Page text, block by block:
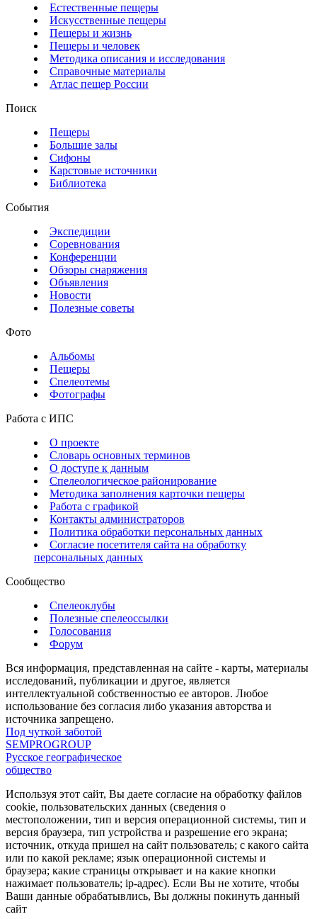
Естественные пещеры
Искусственные пещеры
Пещеры и жизнь
Пещеры и человек
Методика описания и исследования
Справочные материалы
Атлас пещер России
Поиск
Пещеры
Большие залы
Сифоны
Карстовые источники
Библиотека
События
Экспедиции
Соревнования
Конференции
Обзоры снаряжения
Объявления
Новости
Полезные советы
Фото
Альбомы
Пещеры
Спелеотемы
Фотографы
Работа с ИПС
О проекте
Словарь основных терминов
О доступе к данным
Спелеологическое районирование
Методика заполнения карточки пещеры
Работа с графикой
Контакты администраторов
Политика обработки персональных данных
Согласие посетителя сайта на обработку
персональных данных
Сообщество
Спелеоклубы
Полезные спелеоссылки
Голосования
Форум
Вся информация, представленная на сайте - карты, материалы
исследований, публикации и другое, является
интеллектуальной собственностью ее авторов. Любое
использование без согласия либо указания авторства и
источника запрещено.
Под чуткой заботой
SEMPROGROUP
Русское географическое
общество
Используя этот сайт, Вы даете согласие на обработку файлов
cookie, пользовательских данных (сведения о
местоположении, тип и версия операционной системы, тип и
версия браузера, тип устройства и разрешение его экрана;
источник, откуда пришел на сайт пользователь; с какого сайта
или по какой рекламе; язык операционной системы и
браузера; какие страницы открывает и на какие кнопки
нажимает пользователь; ip-адрес). Если Вы не хотите, чтобы
Ваши данные обрабатывлись, Вы должны покинуть данный
сайт